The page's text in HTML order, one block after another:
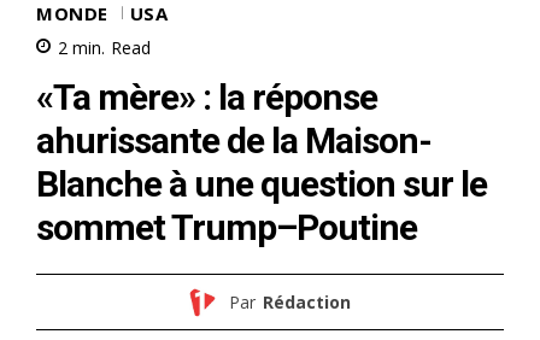
MONDE USA
2 min. Read
«Ta mère» : la réponse
ahurissante de la Maison-
Blanche à une question sur le
sommet Trump–Poutine
Par Rédaction